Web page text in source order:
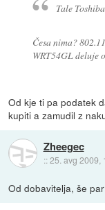
Tale
Česa nima?
WRT54GL deluje
Od kje ti pa podatek
kupiti a zamudil z
Zheegec
::25. avg 2009,
Od dobavitelja, še